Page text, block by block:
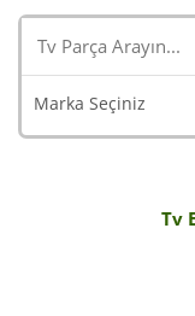
Marka Seçiniz
Tv